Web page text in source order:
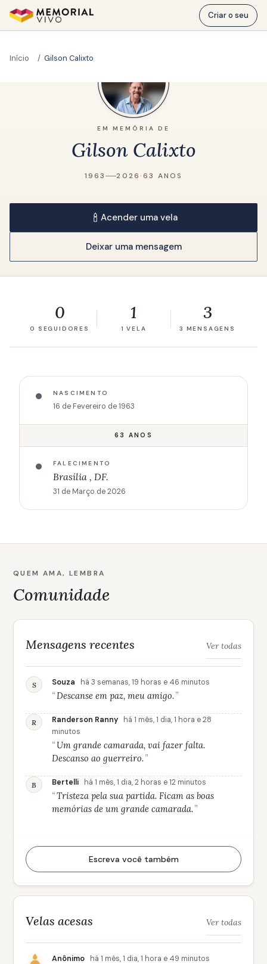
Ir para o conteúdo principal
Criar o seu
Início Gilson Calixto
EM MEMÓRIA DE
Gilson Calixto
1963 2026 ·63 ANOS
Acender uma vela
Deixar uma mensagem
0
0 SEGUIDORES
1
1 VELA
3
3 MENSAGENS
NASCIMENTO
16 de Fevereiro de 1963
63 ANOS
FALECIMENTO
Brasília , DF.
31 de Março de 2026
QUEM AMA, LEMBRA
Comunidade
Mensagens recentes Ver todas
S Souza há 3 semanas, 19 horas e 46 minutos
Descanse em paz, meu amigo.
R Randerson Ranny
há 1 mês, 1 dia, 1 hora e 28
minutos
Um grande camarada, vai fazer falta.
Descanso ao guerreiro.
B Bertelli há 1 mês, 1 dia, 2 horas e 12 minutos
Tristeza pela sua partida. Ficam as boas
memórias de um grande camarada.
Escreva você também
Velas acesas Ver todas
Anônimo há 1 mês, 1 dia, 1 hora e 49 minutos